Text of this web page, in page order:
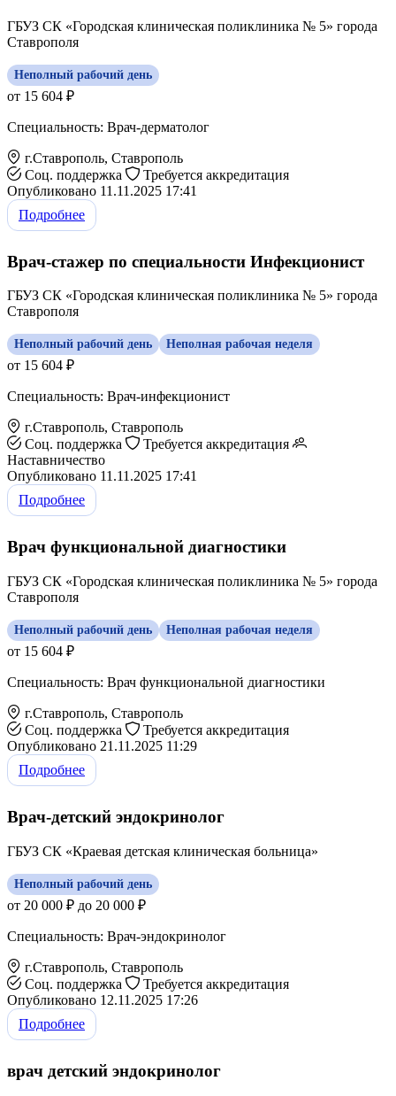
ГБУЗ СК «Городская клиническая поликлиника № 5» города
Ставрополя
Неполный рабочий день
от 15 604 ₽
Специальность: Врач-дерматолог
г.Ставрополь, Ставрополь
Соц. поддержка
Требуется аккредитация
Опубликовано 11.11.2025 17:41
Подробнее
Врач-стажер по специальности Инфекционист
ГБУЗ СК «Городская клиническая поликлиника № 5» города
Ставрополя
Неполный рабочий день Неполная рабочая неделя
от 15 604 ₽
Специальность: Врач-инфекционист
г.Ставрополь, Ставрополь
Соц. поддержка
Требуется аккредитация
Наставничество
Опубликовано 11.11.2025 17:41
Подробнее
Врач функциональной диагностики
ГБУЗ СК «Городская клиническая поликлиника № 5» города
Ставрополя
Неполный рабочий день Неполная рабочая неделя
от 15 604 ₽
Специальность: Врач функциональной диагностики
г.Ставрополь, Ставрополь
Соц. поддержка
Требуется аккредитация
Опубликовано 21.11.2025 11:29
Подробнее
Врач-детский эндокринолог
ГБУЗ СК «Краевая детская клиническая больница»
Неполный рабочий день
от 20 000 ₽ до 20 000 ₽
Специальность: Врач-эндокринолог
г.Ставрополь, Ставрополь
Соц. поддержка
Требуется аккредитация
Опубликовано 12.11.2025 17:26
Подробнее
врач детский эндокринолог